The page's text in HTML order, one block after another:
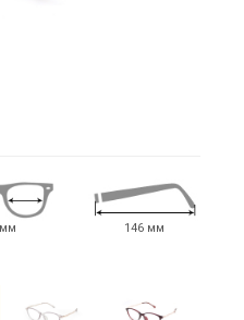
146 мм